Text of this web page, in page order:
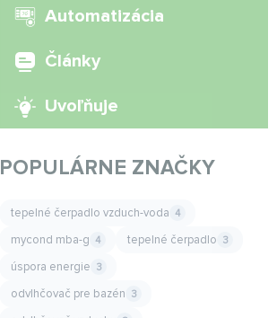
Automatizácia
Články
Uvoľňuje
POPULÁRNE ZNAČKY
tepelné čerpadlo vzduch-voda 4
mycond mba-g 4 tepelné čerpadlo 3
úspora energie 3
odvlhčovač pre bazén 3